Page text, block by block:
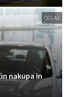
OGLAS
nakupa in